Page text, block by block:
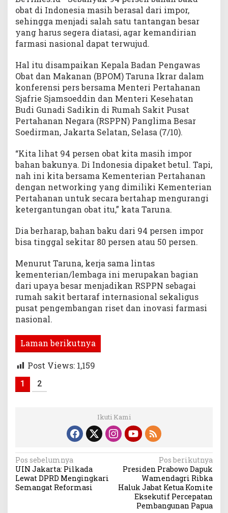
obat di Indonesia masih berasal dari impor,
sehingga menjadi salah satu tantangan besar
yang harus segera diatasi, agar kemandirian
farmasi nasional dapat terwujud.
Hal itu disampaikan Kepala Badan Pengawas
Obat dan Makanan (BPOM) Taruna Ikrar dalam
konferensi pers bersama Menteri Pertahanan
Sjafrie Sjamsoeddin dan Menteri Kesehatan
Budi Gunadi Sadikin di Rumah Sakit Pusat
Pertahanan Negara (RSPPN) Panglima Besar
Soedirman, Jakarta Selatan, Selasa (7/10).
“Kita lihat 94 persen obat kita masih impor
bahan bakunya. Di Indonesia dipaket betul. Tapi,
nah ini kita bersama Kementerian Pertahanan
dengan networking yang dimiliki Kementerian
Pertahanan untuk secara bertahap mengurangi
ketergantungan obat itu,” kata Taruna.
Dia berharap, bahan baku dari 94 persen impor
bisa tinggal sekitar 80 persen atau 50 persen.
Menurut Taruna, kerja sama lintas
kementerian/lembaga ini merupakan bagian
dari upaya besar menjadikan RSPPN sebagai
rumah sakit bertaraf internasional sekaligus
pusat pengembangan riset dan inovasi farmasi
nasional.
Laman berikutnya
Post Views: 1,159
1 2
Ikuti Kami
Navigasi
pos
Pos sebelumnya
UIN Jakarta: Pilkada
Lewat DPRD Mengingkari
Semangat Reformasi
Pos berikutnya
Presiden Prabowo Dapuk
Wamendagri Ribka
Haluk Jabat Ketua Komite
Eksekutif Percepatan
Pembangunan Papua